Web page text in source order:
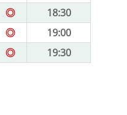
◎
18:30
◎
19:00
◎
19:30